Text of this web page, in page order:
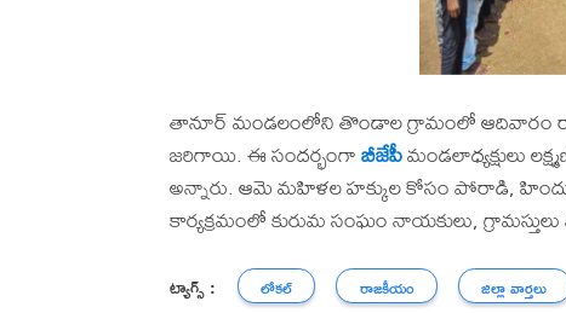
తానూర్ మండలంలోని తొండాల గ్రామంలో ఆదివారం
జరిగాయి. ఈ సందర్భంగాబీజేపీమండలాధ్యక్షులు
అన్నారు. ఆమె మహిళల హక్కుల కోసం పోరాడి,
కార్యక్రమంలో కురుమ సంఘం నాయకులు,
ట్యాగ్స్ : లోకల్ రాజకీయం జిల్లా వార్తలు